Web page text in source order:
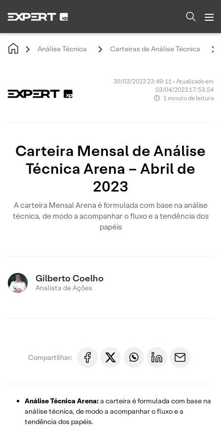
Análise Técnica Carteiras de Análise Técnica
30/03/2023 23:49:11 • Atualizado em
03/04/2023 17:53:54
1 minuto de leitura
Carteira Mensal de Análise
Técnica Arena – Abril de
2023
A carteira Mensal Arena é formulada com base na análise
técnica, de modo a acompanhar o fluxo e a tendência dos
papéis
Gilberto Coelho
Analista de Ações
Compartilhar:
Análise Técnica Arena:a carteira é formulada com base na
análise técnica, de modo a acompanhar o fluxo e a
tendência dos papéis.